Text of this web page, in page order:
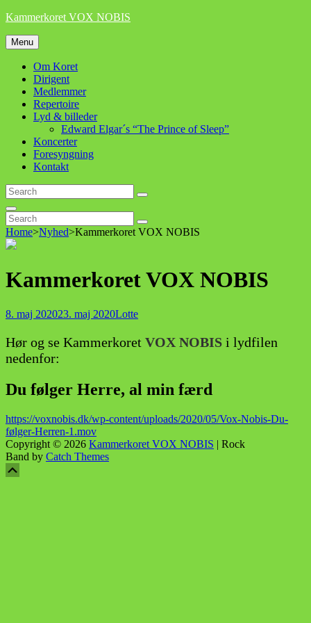
Skip
content
Kammerkoret VOX NOBIS
Menu
Om Koret
Dirigent
Medlemmer
Repertoire
Lyd & billeder
Edward Elgar´s “The Prince of Sleep”
Koncerter
Foresyngning
Kontakt
Search
for:
Search
Search
Search
for:
Search
Home>Nyhed>Kammerkoret VOX NOBIS
Kammerkoret VOX NOBIS
Posted-
8. maj 202023. maj 2020By
Byline
Lotte
Hør og se Kammerkoret VOX NOBIS i lydfilen
nedenfor:
Du følger Herre, al min færd
https://voxnobis.dk/wp-content/uploads/2020/05/Vox-Nobis-Du-
følger-Herren-1.mov
Copyright © 2026 Kammerkoret VOX NOBIS | Rock
Band by Catch Themes
Scroll
Up